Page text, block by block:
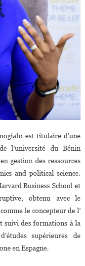
est titulaire d’une
l’université du Bénin
gestion des ressources
and political science.
Business School et
obtenu avec le
le concepteur de l’
suivi des formations à la
supérieures de
en Espagne.